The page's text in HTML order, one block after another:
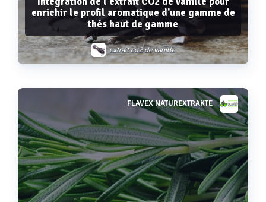
enrichir le profil aromatique d'une gamme de
thés haut de gamme
extrait co2 de vanille
Voir plus
FLAVEX NATUREXTRAKTE